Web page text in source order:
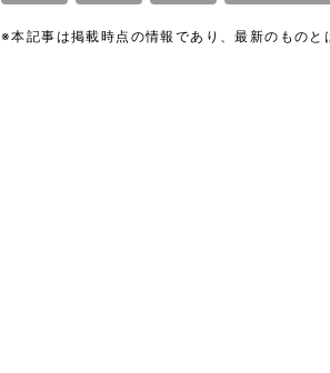
※本記事は掲載時点の情報であり、最新のものと